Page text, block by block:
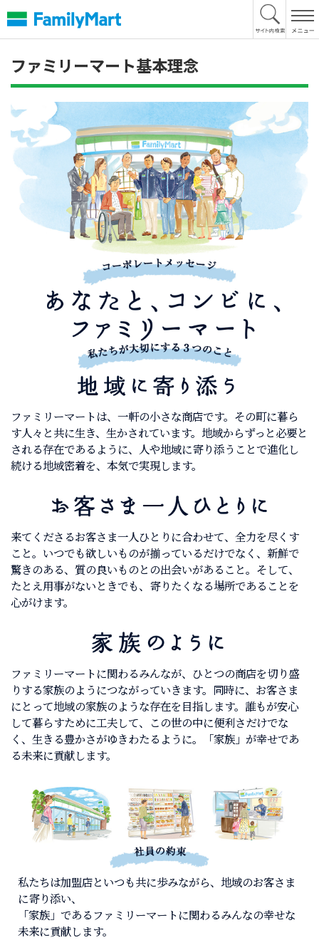
文
へ
ファミリーマート基本理念
ファミリーマートは、一軒の小さな商店です。その町に暮ら
す人々と共に生き、生かされています。地域からずっと必要と
される存在であるように、人や地域に寄り添うことで進化し
続ける地域密着を、本気で実現します。
来てくださるお客さま一人ひとりに合わせて、全力を尽くす
こと。いつでも欲しいものが揃っているだけでなく、新鮮で
驚きのある、質の良いものとの出会いがあること。そして、
たとえ用事がないときでも、寄りたくなる場所であることを
心がけます。
ファミリーマートに関わるみんなが、ひとつの商店を切り盛
りする家族のようにつながっていきます。同時に、お客さま
にとって地域の家族のような存在を目指します。誰もが安心
して暮らすために工夫して、この世の中に便利さだけでな
く、生きる豊かさがゆきわたるように。「家族」が幸せであ
る未来に貢献します。
私たちは加盟店といつも共に歩みながら、地域のお客さま
に寄り添い、
「家族」であるファミリーマートに関わるみんなの幸せな
未来に貢献します。